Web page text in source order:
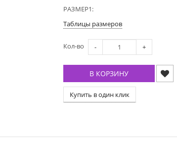
РАЗМЕР1:
Таблицы размеров
Кол-во - +
В КОРЗИНУ
Купить в один клик